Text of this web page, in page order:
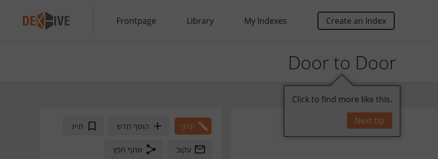
Frontpage Library My Indexes Create an Index
Door to Door
ערוך הוסף חדש תייג
עקוב שתף חפץ
Click to find more like this.
Next tip